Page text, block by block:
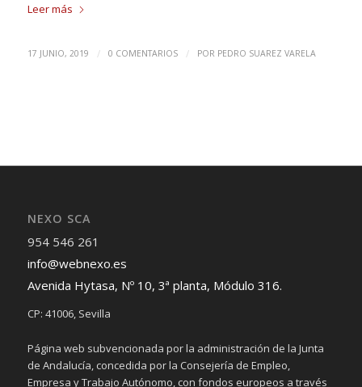
Leer más
17 JUNIO, 2019 / 0 COMENTARIOS / POR PEDRO SUAREZ VARELA
NEXO SCA
954 546 261
info@webnexo.es
Avenida Hytasa, Nº 10, 3ª planta, Módulo 316.
CP: 41006, Sevilla
Página web subvencionada por la administración de la Junta
de Andalucía, concedida por la Consejería de Empleo,
Empresa y Trabajo Autónomo, con fondos europeos a través